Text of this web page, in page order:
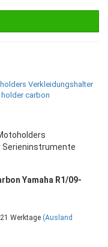
Serieninstrumente
Yamaha R1/09-
Werktage (Ausland